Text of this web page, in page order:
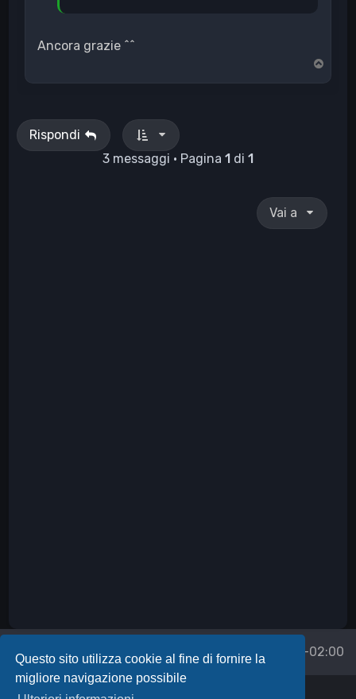
Questo sito utilizza cookie al fine di fornire la
migliore navigazione possibile
Ancora grazie ^^
o
Rispondi
3 messaggi • Pagina 1 di 1
Vai a
Forum Tutti gli orari sono UTC+02:00
Powered byphpBB™